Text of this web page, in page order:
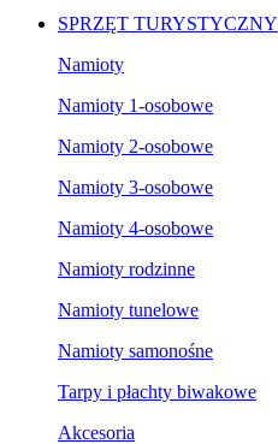
SPRZĘT TURYSTYCZNY
Namioty
Namioty 1-osobowe
Namioty 2-osobowe
Namioty 3-osobowe
Namioty 4-osobowe
Namioty rodzinne
Namioty tunelowe
Namioty samonośne
Tarpy i płachty biwakowe
Akcesoria